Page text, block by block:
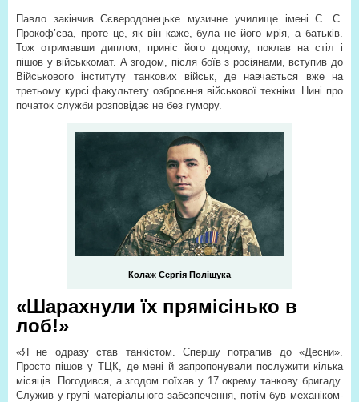
Павло закінчив Сєверодонецьке музичне училище імені С. С.
Прокоф’єва, проте це, як він каже, була не його мрія, а батьків.
Тож отримавши диплом, приніс його додому, поклав на стіл і
пішов у військкомат. А згодом, після боїв з росіянами, вступив до
Військового інституту танкових військ, де навчається вже на
третьому курсі факультету озброєння військової техніки. Нині про
початок служби розповідає не без гумору.
Колаж Сергія Поліщука
«Шарахнули їх прямісінько в
лоб!»
«Я не одразу став танкістом. Спершу потрапив до «Десни».
Просто пішов у ТЦК, де мені й запропонували послужити кілька
місяців. Погодився, а згодом поїхав у 17 окрему танкову бригаду.
Служив у групі матеріального забезпечення, потім був механіком-